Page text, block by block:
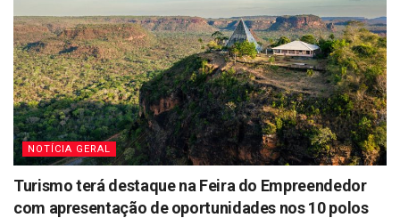
NOTÍCIA GERAL
Turismo terá destaque na Feira do Empreendedor
com apresentação de oportunidades nos 10 polos